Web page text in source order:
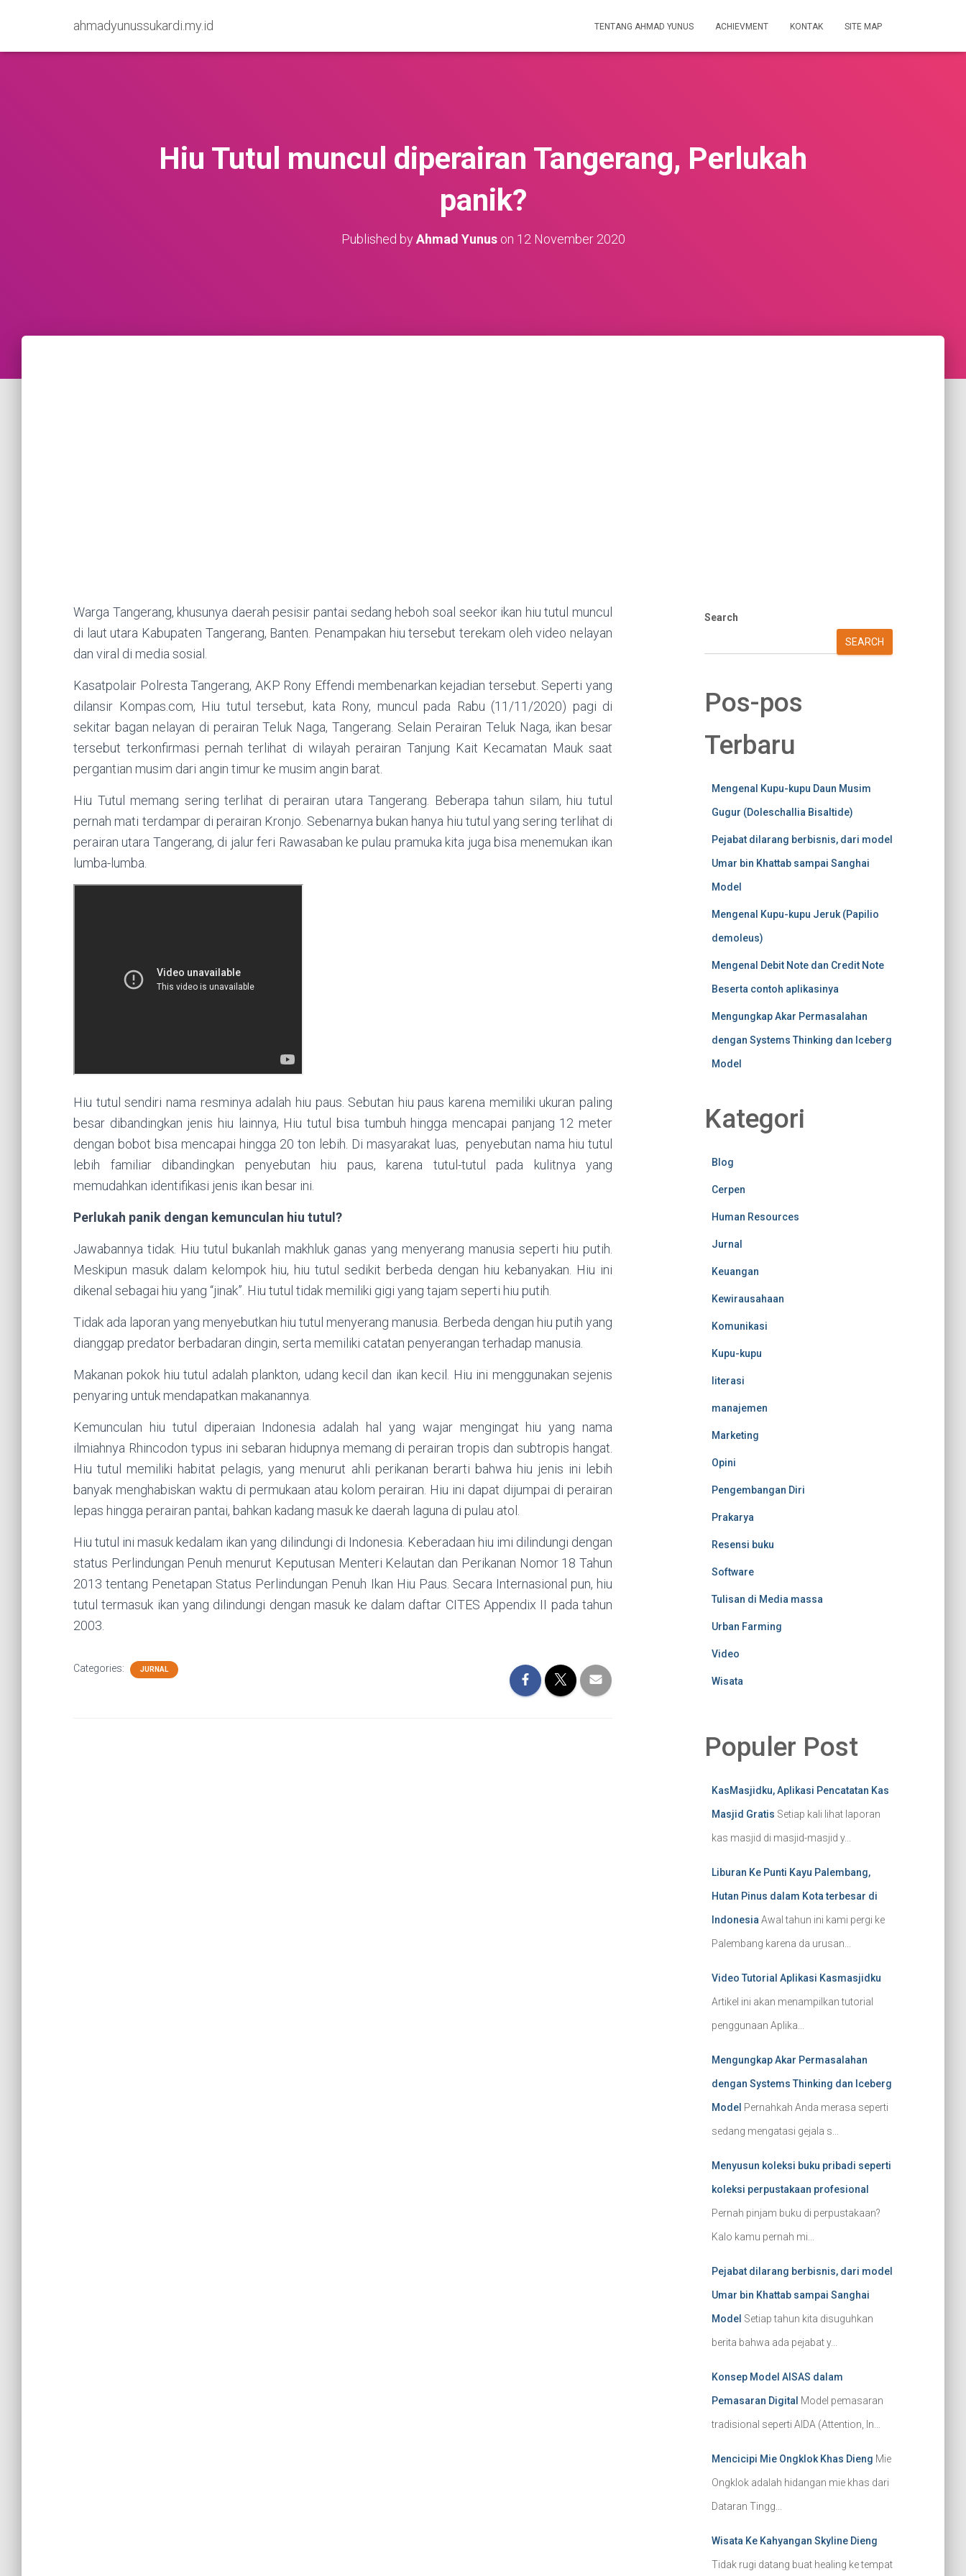
ahmadyunussukardi.my.id TENTANG AHMAD YUNUS ACHIEVMENT KONTAK SITE MAP
Hiu Tutul muncul diperairan Tangerang, Perlukah
panik?
Published byAhmad Yunuson 12 November 2020
Warga Tangerang, khusunya daerah pesisir pantai sedang heboh soal seekor ikan hiu tutul muncul
di laut utara Kabupaten Tangerang, Banten. Penampakan hiu tersebut terekam oleh video nelayan
dan viral di media sosial.
Kasatpolair Polresta Tangerang, AKP Rony Effendi membenarkan kejadian tersebut. Seperti yang
dilansir Kompas.com, Hiu tutul tersebut, kata Rony, muncul pada Rabu (11/11/2020) pagi di
sekitar bagan nelayan di perairan Teluk Naga, Tangerang. Selain Perairan Teluk Naga, ikan besar
tersebut terkonfirmasi pernah terlihat di wilayah perairan Tanjung Kait Kecamatan Mauk saat
pergantian musim dari angin timur ke musim angin barat.
Hiu Tutul memang sering terlihat di perairan utara Tangerang. Beberapa tahun silam, hiu tutul
pernah mati terdampar di perairan Kronjo. Sebenarnya bukan hanya hiu tutul yang sering terlihat di
perairan utara Tangerang, di jalur feri Rawasaban ke pulau pramuka kita juga bisa menemukan ikan
lumba-lumba.
Hiu tutul sendiri nama resminya adalah hiu paus. Sebutan hiu paus karena memiliki ukuran paling
besar dibandingkan jenis hiu lainnya, Hiu tutul bisa tumbuh hingga mencapai panjang 12 meter
dengan bobot bisa mencapai hingga 20 ton lebih. Di masyarakat luas, penyebutan nama hiu tutul
lebih familiar dibandingkan penyebutan hiu paus, karena tutul-tutul pada kulitnya yang
memudahkan identifikasi jenis ikan besar ini.
Perlukah panik dengan kemunculan hiu tutul?
Jawabannya tidak. Hiu tutul bukanlah makhluk ganas yang menyerang manusia seperti hiu putih.
Meskipun masuk dalam kelompok hiu, hiu tutul sedikit berbeda dengan hiu kebanyakan. Hiu ini
dikenal sebagai hiu yang “jinak”. Hiu tutul tidak memiliki gigi yang tajam seperti hiu putih.
Tidak ada laporan yang menyebutkan hiu tutul menyerang manusia. Berbeda dengan hiu putih yang
dianggap predator berbadaran dingin, serta memiliki catatan penyerangan terhadap manusia.
Makanan pokok hiu tutul adalah plankton, udang kecil dan ikan kecil. Hiu ini menggunakan sejenis
penyaring untuk mendapatkan makanannya.
Kemunculan hiu tutul diperaian Indonesia adalah hal yang wajar mengingat hiu yang nama
ilmiahnya Rhincodon typus ini sebaran hidupnya memang di perairan tropis dan subtropis hangat.
Hiu tutul memiliki habitat pelagis, yang menurut ahli perikanan berarti bahwa hiu jenis ini lebih
banyak menghabiskan waktu di permukaan atau kolom perairan. Hiu ini dapat dijumpai di perairan
lepas hingga perairan pantai, bahkan kadang masuk ke daerah laguna di pulau atol.
Hiu tutul ini masuk kedalam ikan yang dilindungi di Indonesia. Keberadaan hiu imi dilindungi dengan
status Perlindungan Penuh menurut Keputusan Menteri Kelautan dan Perikanan Nomor 18 Tahun
2013 tentang Penetapan Status Perlindungan Penuh Ikan Hiu Paus. Secara Internasional pun, hiu
tutul termasuk ikan yang dilindungi dengan masuk ke dalam daftar CITES Appendix II pada tahun
2003.
Categories: JURNAL
Search
SEARCH
Pos-pos
Terbaru
Mengenal Kupu-kupu Daun Musim
Gugur (Doleschallia Bisaltide)
Pejabat dilarang berbisnis, dari model
Umar bin Khattab sampai Sanghai
Model
Mengenal Kupu-kupu Jeruk (Papilio
demoleus)
Mengenal Debit Note dan Credit Note
Beserta contoh aplikasinya
Mengungkap Akar Permasalahan
dengan Systems Thinking dan Iceberg
Model
Kategori
Blog
Cerpen
Human Resources
Jurnal
Keuangan
Kewirausahaan
Komunikasi
Kupu-kupu
literasi
manajemen
Marketing
Opini
Pengembangan Diri
Prakarya
Resensi buku
Software
Tulisan di Media massa
Urban Farming
Video
Wisata
Populer Post
KasMasjidku, Aplikasi Pencatatan Kas
Masjid Gratis Setiap kali lihat laporan
kas masjid di masjid-masjid y...
Liburan Ke Punti Kayu Palembang,
Hutan Pinus dalam Kota terbesar di
Indonesia Awal tahun ini kami pergi ke
Palembang karena da urusan...
Video Tutorial Aplikasi Kasmasjidku
Artikel ini akan menampilkan tutorial
penggunaan Aplika...
Mengungkap Akar Permasalahan
dengan Systems Thinking dan Iceberg
Model Pernahkah Anda merasa seperti
sedang mengatasi gejala s...
Menyusun koleksi buku pribadi seperti
koleksi perpustakaan profesional
Pernah pinjam buku di perpustakaan?
Kalo kamu pernah mi...
Pejabat dilarang berbisnis, dari model
Umar bin Khattab sampai Sanghai
Model Setiap tahun kita disuguhkan
berita bahwa ada pejabat y...
Konsep Model AISAS dalam
Pemasaran Digital Model pemasaran
tradisional seperti AIDA (Attention, In...
Mencicipi Mie Ongklok Khas Dieng Mie
Ongklok adalah hidangan mie khas dari
Dataran Tingg...
Wisata Ke Kahyangan Skyline Dieng
Tidak rugi datang buat healing ke tempat